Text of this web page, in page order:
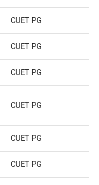
CUET PG
CUET PG
CUET PG
CUET PG
CUET PG
CUET PG